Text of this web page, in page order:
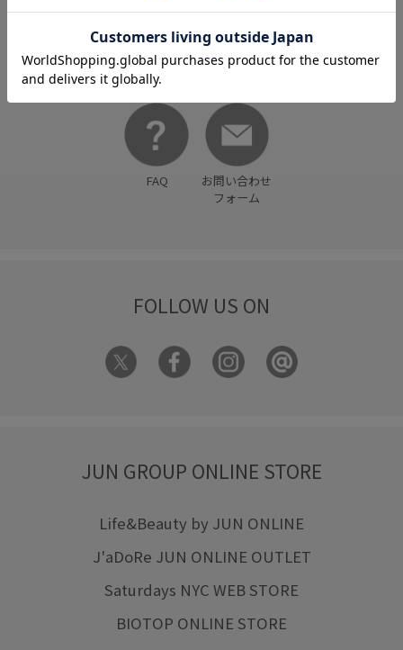
HELP
何かお困りですか？
FAQ
お問い合わせ
フォーム
FOLLOW US ON
JUN GROUP ONLINE STORE
Life&Beauty by JUN ONLINE
J'aDoRe JUN ONLINE OUTLET
Saturdays NYC WEB STORE
BIOTOP ONLINE STORE